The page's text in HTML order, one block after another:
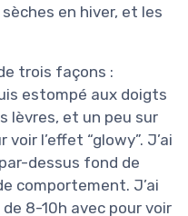
en hiver, et les
trois façons :
estompé aux doigts
lèvres, et un peu sur
l’effet “glowy”. J’ai
dessus fond de
comportement. J’ai
8-10h avec pour voir